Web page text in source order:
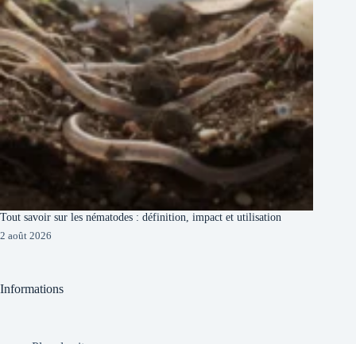
Tout savoir sur les nématodes : définition, impact et utilisation
2 août 2026
Informations